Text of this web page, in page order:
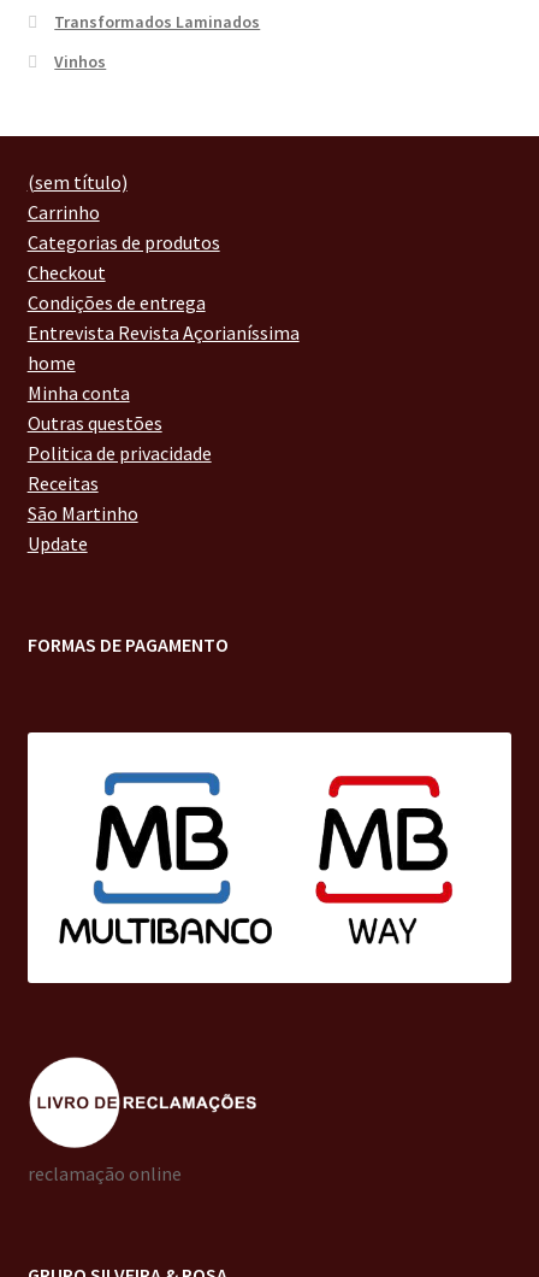
Transformados Laminados
Vinhos
(sem título)
Carrinho
Categorias de produtos
Checkout
Condições de entrega
Entrevista Revista Açorianíssima
home
Minha conta
Outras questões
Politica de privacidade
Receitas
São Martinho
Update
FORMAS DE PAGAMENTO
reclamação online